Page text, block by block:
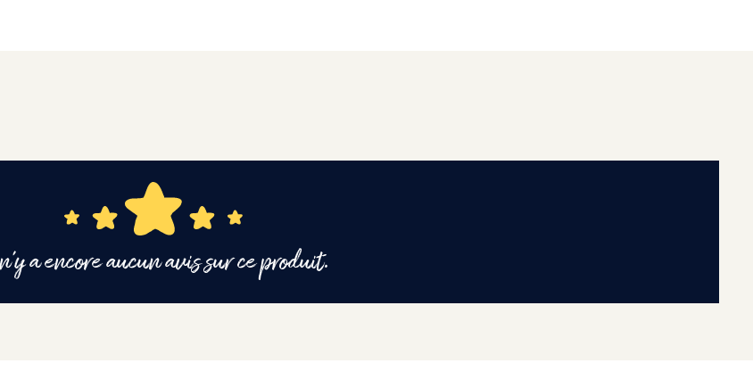
a encore aucun avis sur ce produit.